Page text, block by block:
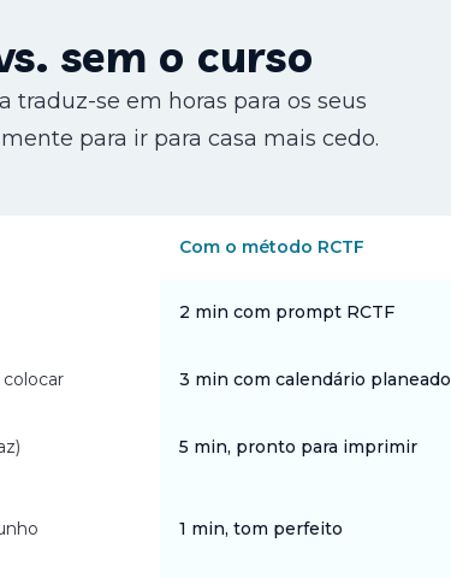
sem o curso
se em horas para os seus
para ir para casa mais cedo.
Com o método RCTF
2 min com prompt RCTF
3 min com calendário planeado
5 min, pronto para imprimir
1 min, tom perfeito